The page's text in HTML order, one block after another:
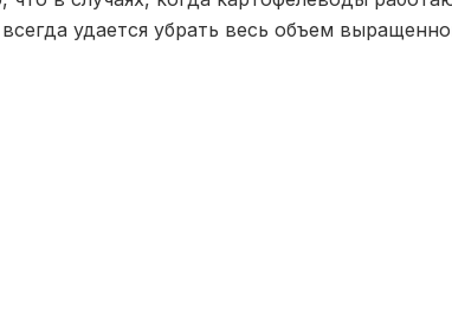
удается убрать весь объем